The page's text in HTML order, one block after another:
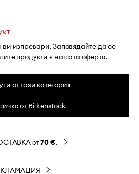
изпревари. Заповядайте да се
продукти в нашата оферта.
от тази категория
от Birkenstock
от70 €.